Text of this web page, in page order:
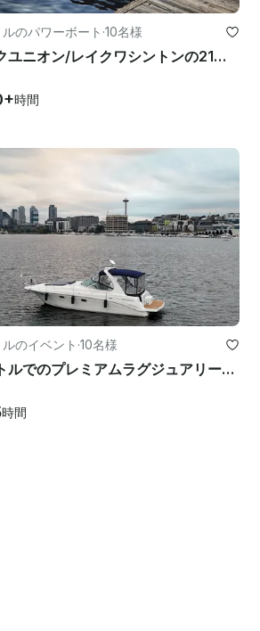
のパワーボート ·10名様
レイクユニオン/レイクワシントンの21フィートグラストロン-ウィークデースペシャル！
時間
のイベント ·10名様
シアトルでのプレミアムラグジュアリー体験！
時間